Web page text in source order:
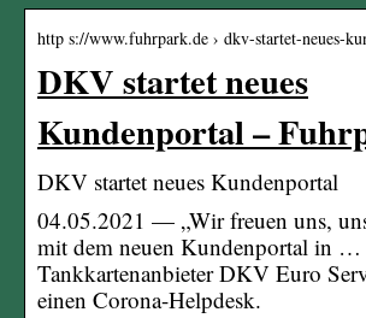
http s://www.fuhrpark.de › dkv-startet-neues-
DKV startet neues
Kundenportal –
DKV startet neues Kundenportal
04.05.2021 — „Wir freuen uns,
mit dem neuen Kundenportal in …
Tankkartenanbieter DKV Euro
einen Corona-Helpdesk.